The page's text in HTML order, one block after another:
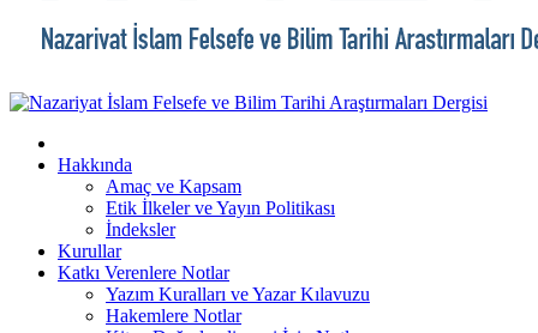
Hakkında
Amaç ve Kapsam
Etik İlkeler ve Yayın Politikası
İndeksler
Kurullar
Katkı Verenlere Notlar
Yazım Kuralları ve Yazar Kılavuzu
Hakemlere Notlar